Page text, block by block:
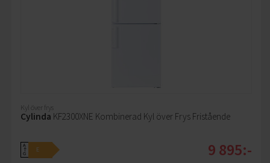
Kyl över frys
Cylinda KF2300XNE Kombinerad Kyl över Frys Fristående
A
↑
G
E 9 895:-